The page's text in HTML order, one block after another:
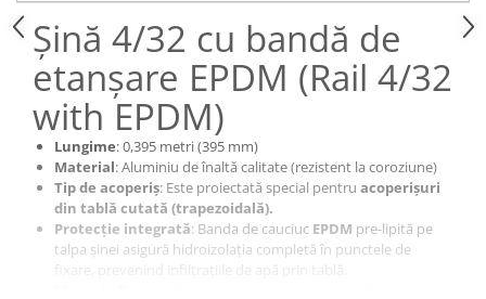
Turbine eoliene pentru casă
Acumulatori VRLA AGM/GEL /
Tractiune / LiFePo4
Baterii si acumulatori gel si VRLA
6-12 V
Baterii si acumulatori AGM VRLA
de 6-12 V
Acumulatori Moto, ATV
GEL
Șină 4/32 cu bandă de
etanșare EPDM (Rail 4/32
with EPDM)
Lungime: 0,395 metri (395 mm)
Material: Aluminiu de înaltă calitate (rezistent la coroziune)
Tip de acoperiș: Este proiectată special pentru acoperișuri
din tablă cutată (trapezoidală).
Protecție integrată: Banda de cauciuc EPDM pre-lipită pe
talpa șinei asigură hidroizolația completă în punctele de
fixare, prevenind infiltrațiile de apă prin tablă.